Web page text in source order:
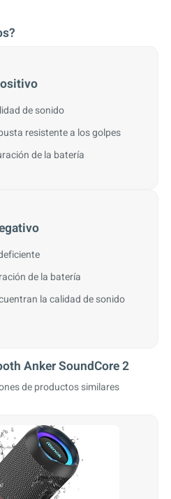
de sonido
resistente a los golpes
de la batería
de la batería
la calidad de sonido
Anker SoundCore 2
de productos similares